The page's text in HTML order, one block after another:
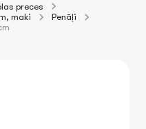
Summa: 0.00€
preces
maki
Penāļi